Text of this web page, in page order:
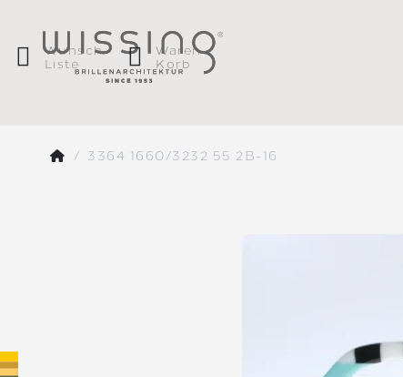
Wunsch
Liste
Waren
Korb
3364 1660/3232 55 2B-16